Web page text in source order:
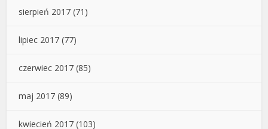
sierpień 2017 (71)
lipiec 2017 (77)
czerwiec 2017 (85)
maj 2017 (89)
kwiecień 2017 (103)